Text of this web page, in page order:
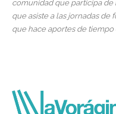
comunidad que participa
que asiste a las jornadas de
que hace aportes de tiempo